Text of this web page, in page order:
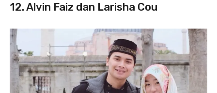
12. Alvin Faiz dan Larisha Cou